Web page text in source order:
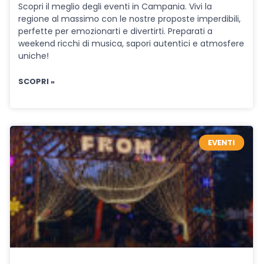
Scopri il meglio degli eventi in Campania. Vivi la
regione al massimo con le nostre proposte imperdibili,
perfette per emozionarti e divertirti. Preparati a
weekend ricchi di musica, sapori autentici e atmosfere
uniche!
SCOPRI »
EVENTI